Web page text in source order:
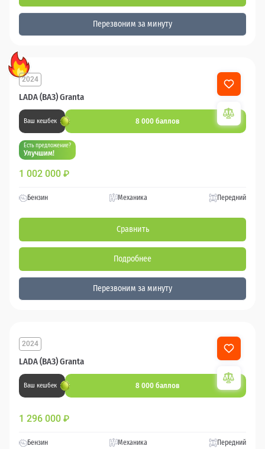
Перезвоним за минуту
LADA (ВАЗ) Granta
2024
Ваш кешбек 8 000 баллов
Есть предложение?
Улучшим!
1 002 000 ₽
Бензин Механика Передний
Сравнить
Подробнее
Перезвоним за минуту
LADA (ВАЗ) Granta
2024
Ваш кешбек 8 000 баллов
1 296 000 ₽
Бензин Механика Передний